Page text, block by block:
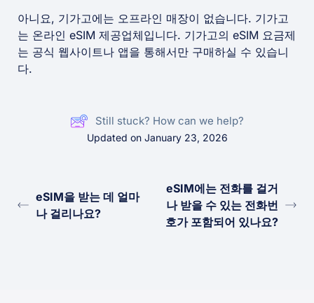
아니요, 기가고에는 오프라인 매장이 없습니다. 기가고
는 온라인 eSIM 제공업체입니다. 기가고의 eSIM 요금제
는 공식 웹사이트나 앱을 통해서만 구매하실 수 있습니
다.
Still stuck? How can we help?
Updated on January 23, 2026
eSIM을 받는 데 얼마
나 걸리나요?
eSIM에는 전화를 걸거
나 받을 수 있는 전화번
호가 포함되어 있나요?